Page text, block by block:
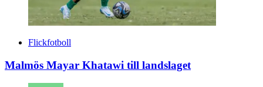
Flickfotboll
Malmös Mayar Khatawi till landslaget